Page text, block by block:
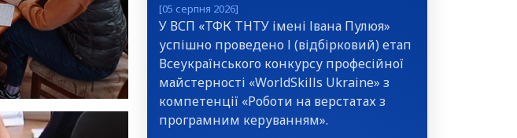
[05 серпня 2026]
У ВСП «ТФК ТНТУ імені Івана Пулюя»
успішно проведено І (відбірковий) етап
Всеукраїнського конкурсу професійної
майстерності «WorldSkills Ukraine» з
компетенції «Роботи на верстатах з
програмним керуванням».